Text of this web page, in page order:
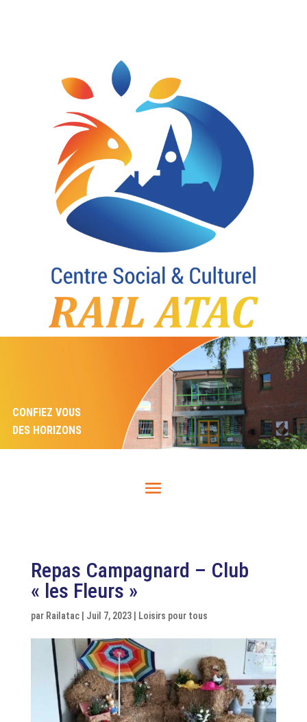
CONFIEZ VOUS
DES HORIZONS
Repas Campagnard – Club
« les Fleurs »
par Railatac| Juil 7, 2023| Loisirs pour tous